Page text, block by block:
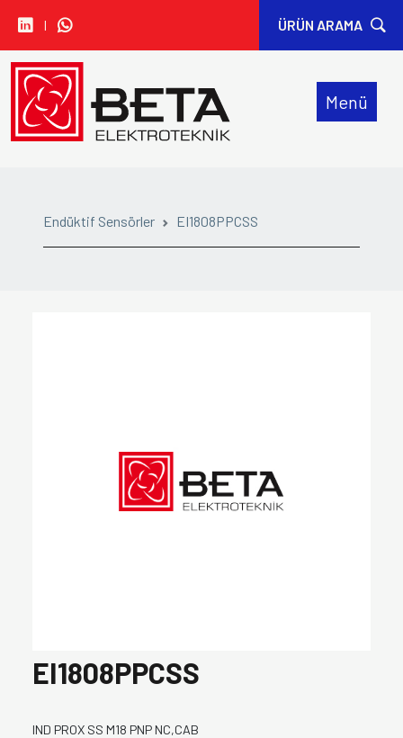
I ÜRÜN ARAMA
Menü
Endüktif Sensörler EI1808PPCSS
EI1808PPCSS
IND PROX SS M18 PNP NC,CAB
• CARLO GAVAZZI
• IDEM SAFETY